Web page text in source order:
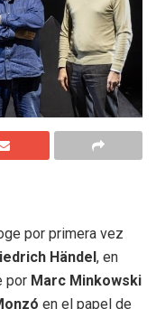
por primera vez
Händel , en
por Marc Minkowski
en el papel de